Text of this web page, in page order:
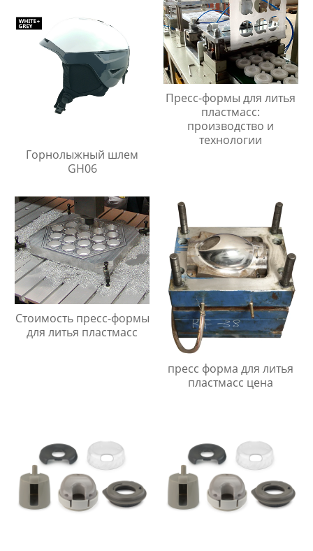
Горнолыжный шлем
GH06
Пресс-формы для литья
пластмасс:
производство и
технологии
Стоимость пресс-формы
для литья пластмасс
пресс форма для литья
пластмасс цена